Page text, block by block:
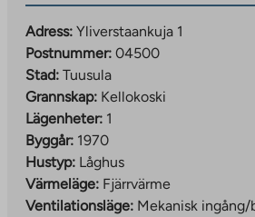
Adress: Yliverstaankuja 1
Postnummer: 04500
Stad: Tuusula
Grannskap: Kellokoski
Lägenheter: 1
Byggår: 1970
Hustyp: Låghus
Värmeläge: Fjärrvärme
Ventilationsläge: Mekanisk